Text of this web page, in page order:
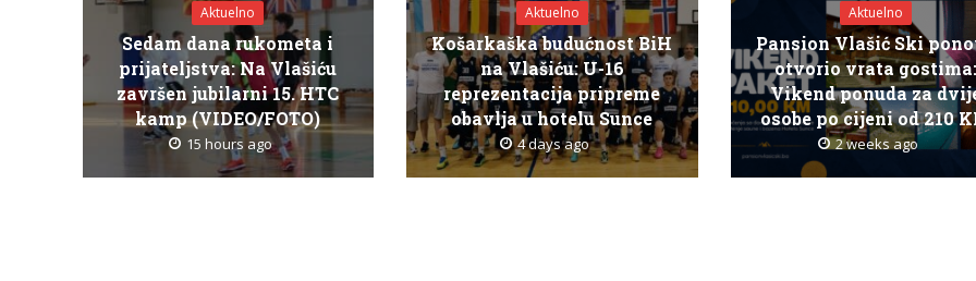
Aktuelno
Sedam dana rukometa i
prijateljstva: Na Vlašiću
završen jubilarni 15. HTC
kamp (VIDEO/FOTO)
15 hours ago
Aktuelno
Košarkaška budućnost BiH
na Vlašiću: U-16
reprezentacija pripreme
obavlja u hotelu Sunce
4 days ago
Aktuelno
Pansion Vlašić Ski
otvorio vrata gostima:
Vikend ponuda za
osobe po cijeni od 210
2 weeks ago